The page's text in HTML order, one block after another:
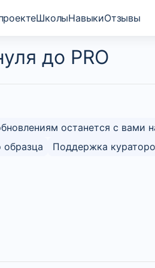
ШколыНавыкиОтзывы
до PRO
останется с вами
образца
Поддержка